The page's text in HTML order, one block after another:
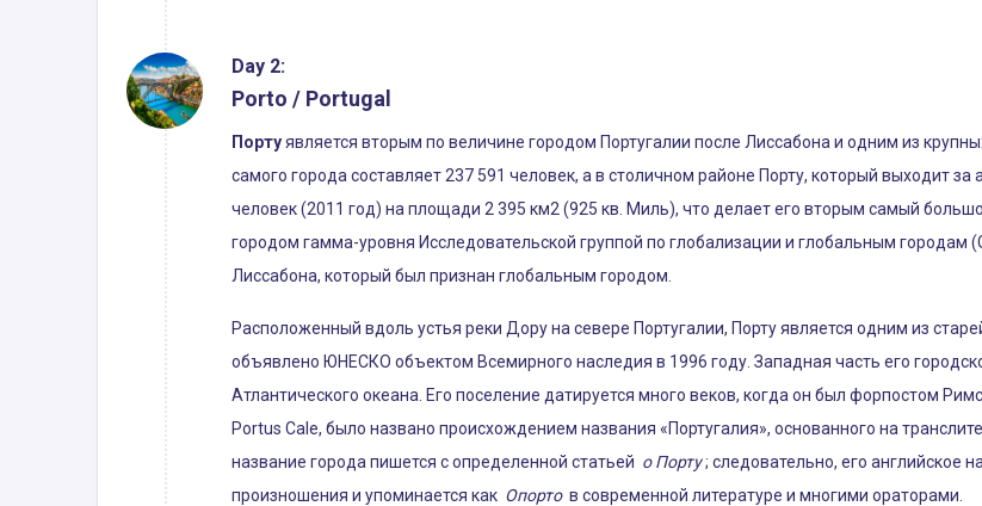
Day 2:
Porto / Portugal
Портуявляется вторым по величине городом Португалии после Лиссабона и одним из
самого города составляет 237 591 человек, а в столичном районе Порту, который выходит
человек (2011 год) на площади 2 395 км2 (925 кв. Миль), что делает его вторым самый
городом гамма-уровня Исследовательской группой по глобализации и глобальным городам
Лиссабона, который был признан глобальным городом.
Расположенный вдоль устья реки Дору на севере Португалии, Порту является одним из
объявлено ЮНЕСКО объектом Всемирного наследия в 1996 году. Западная часть его
Атлантического океана. Его поселение датируется много веков, когда он был форпостом
Portus Cale, было названо происхождением названия «Португалия», основанного на
название города пишется с определенной статьей о Порту; следовательно, его английское
произношения и упоминается как Опортов современной литературе и многими ораторами.